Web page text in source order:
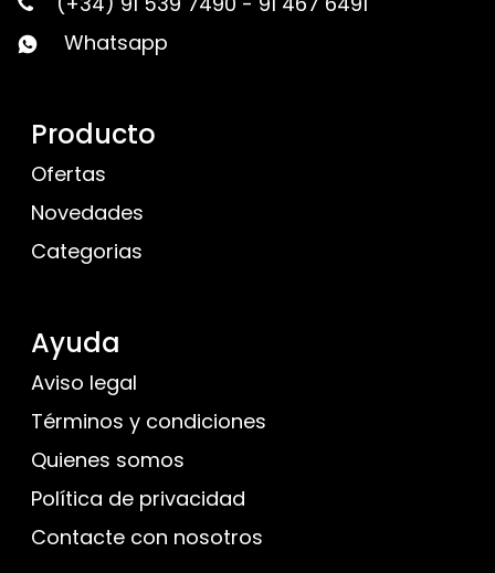
Whatsapp
Producto
Ofertas
Novedades
Categorias
Ayuda
Aviso legal
Términos y condiciones
Quienes somos
Política de privacidad
Contacte con nosotros